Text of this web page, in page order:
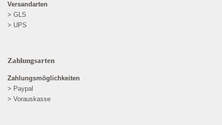
Versandarten
> GLS
> UPS
Zahlungsarten
Zahlungsmöglichkeiten
> Paypal
> Vorauskasse